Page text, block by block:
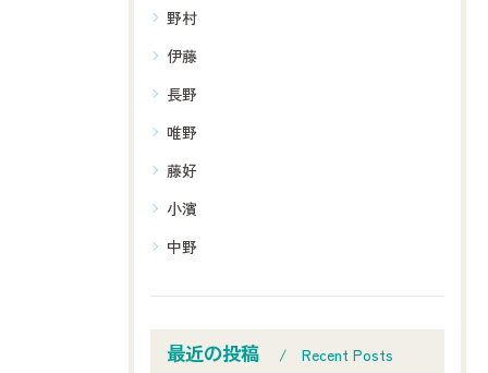
野村
伊藤
長野
唯野
藤好
小濱
中野
最近の投稿 Recent Posts